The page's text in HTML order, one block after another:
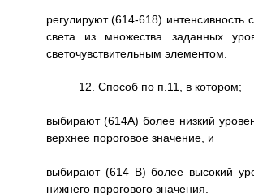
регулируют (614-618) интенсивность
света из множества заданных
светочувствительным элементом.
12. Способ по п.11, в котором;
выбирают (614А) более низкий
верхнее пороговое значение, и
выбирают (614 В) более высокий
нижнего порогового значения.